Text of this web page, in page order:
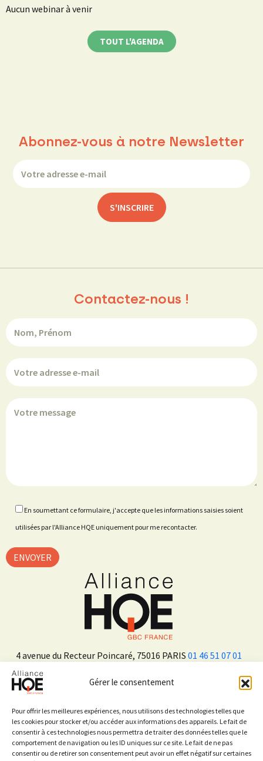
Gérer le consentement
Pour offrir les meilleures expériences, nous utilisons des technologies telles que
les cookies pour stocker et/ou accéder aux informations des appareils. Le fait de
consentir à ces technologies nous permettra de traiter des données telles que le
comportement de navigation ou les ID uniques sur ce site. Le fait de ne pas
consentir ou de retirer son consentement peut avoir un effet négatif sur certaines
Aucun webinar à venir
TOUT L'AGENDA
Abonnez-vous à notre Newsletter
4 avenue du Recteur Poincaré, 75016 PARIS 01 46 51 07 01
Sur les réseaux sociaux
Contactez-nous !
En soumettant ce formulaire, j'accepte que les informations saisies soient
utilisées par l'Alliance HQE uniquement pour me recontacter.